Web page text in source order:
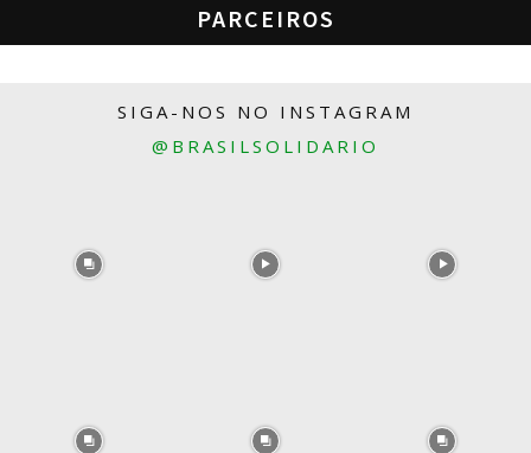
PARCEIROS
SIGA-NOS NO INSTAGRAM
@BRASILSOLIDARIO